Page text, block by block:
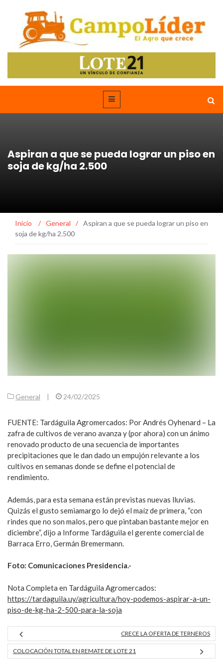
Aspiran a que se pueda lograr un piso en
soja de kg/ha 2.500
Inicio / General / Aspiran a que se pueda lograr un piso en
soja de kg/ha 2.500
General 24/02/2025
FUENTE: Tardáguila Agromercados: Por Andrés Oyhenard – La
zafra de cultivos de verano avanza y (por ahora) con un ánimo
renovado producto de una secuencia de importantes
precipitaciones que le dan dado un empujón relevante a los
cultivos en semanas donde se define el potencial de
rendimiento.
Además, para esta semana están previstas nuevas lluvias.
Quizás el gusto semiamargo lo dejó el maíz de primera, “con
rindes que no son malos, pero que pintaban bastante mejor en
diciembre”, dijo a Informe Tardáguila el gerente comercial de
Barraca Erro, Germán Bremermann.
Foto: Comunicaciones Presidencia.-
Nota Completa en Tardáguila Agromercados:
https://tardaguila.uy/agricultura/hoy-podemos-aspirar-a-un-
piso-de-kg-ha-2-500-para-la-soja
CRECE LA OFERTA DE TERNEROS
COLOCACIÓN TOTAL EN REMATE DE LOTE 21